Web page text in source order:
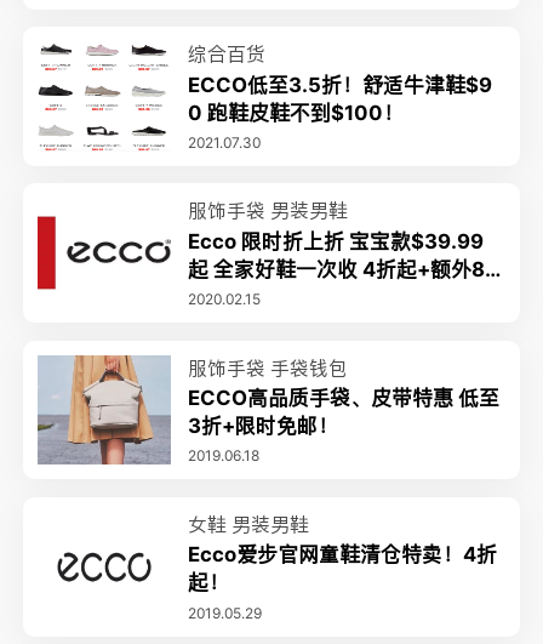
综合百货
ECCO低至3.5折！舒适牛津鞋$9
0 跑鞋皮鞋不到$100！
2021.07.30
服饰手袋 男装男鞋
Ecco 限时折上折 宝宝款$39.99
起 全家好鞋一次收 4折起+额外8
折+无门槛免邮
2020.02.15
服饰手袋 手袋钱包
ECCO高品质手袋、皮带特惠 低至
3折+限时免邮！
2019.06.18
女鞋 男装男鞋
Ecco爱步官网童鞋清仓特卖！4折
起！
2019.05.29